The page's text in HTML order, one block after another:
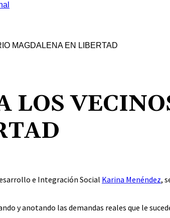
MAGDALENA EN LIBERTAD
LOS
e Integración Social Karina Menéndez,
y anotando las demandas reales que le